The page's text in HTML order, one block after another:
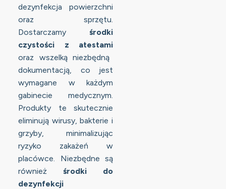
dezynfekcja powierzchni
oraz sprzętu.
Dostarczamy środki
czystości z atestami
oraz wszelką niezbędną
dokumentacją, co jest
wymagane w każdym
gabinecie medycznym.
Produkty te skutecznie
eliminują wirusy, bakterie i
grzyby, minimalizując
ryzyko zakażeń w
placówce. Niezbędne są
równieżśrodki do
dezynfekcji